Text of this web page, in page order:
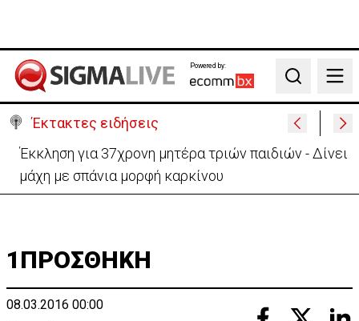
Powered by:
Search
Έκτακτες ειδήσεις
Γερμανία: Συγκρούστηκαν δύο τραμ - Τουλάχιστον
25 τραυματίες, οι 7 σοβαρά
1ΠΡΟΣΘΗΚΗ
08.03.2016 00:00